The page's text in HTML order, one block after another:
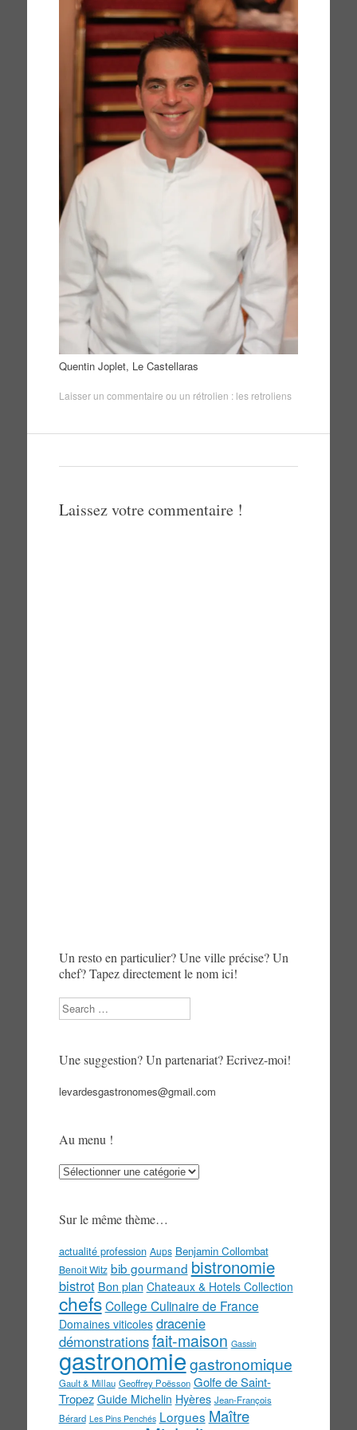
Quentin Joplet, Le Castellaras
Laisser un commentaire ou un rétrolien : les retroliens
Laissez votre commentaire !
Un resto en particulier? Une ville précise? Un
chef? Tapez directement le nom ici!
Search
Une suggestion? Un partenariat? Ecrivez-moi!
levardesgastronomes@gmail.com
Au menu !
Au
Sur le même thème…
actualité profession Aups Benjamin Collombat
Benoit Witz bib gourmand bistronomie
bistrot Bon plan Chateaux & Hotels Collection
chefs College Culinaire de France
Domaines viticoles dracenie
démonstrationsfait-maison Gassin
gastronomiegastronomique
Gault & Millau Geoffrey Poësson Golfe de Saint-
Tropez Guide Michelin Hyères Jean-François
Bérard Les Pins Penchés Lorgues Maître